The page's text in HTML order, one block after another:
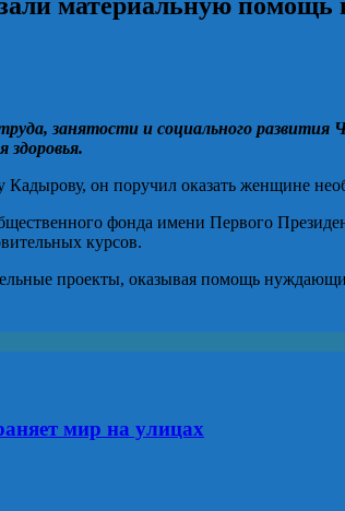
занятости и социального
здоровья.
Кадырову, он поручил оказать женщине
фонда имени Первого
курсов.
проекты, оказывая помощь
мир на улицах